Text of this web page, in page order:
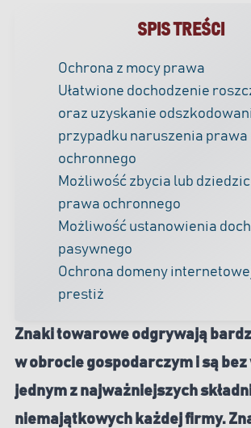
SPIS TREŚCI
Ochrona z mocy prawa
Ułatwione dochodzenie
oraz uzyskanie
przypadku naruszenia prawa
ochronnego
Możliwość zbycia lub
prawa ochronnego
Możliwość ustanowienia
pasywnego
Ochrona domeny
prestiż
Znaki towarowe odgrywają
w obrocie gospodarczym i są
jednym z najważniejszych
niemajątkowych każdej firmy.